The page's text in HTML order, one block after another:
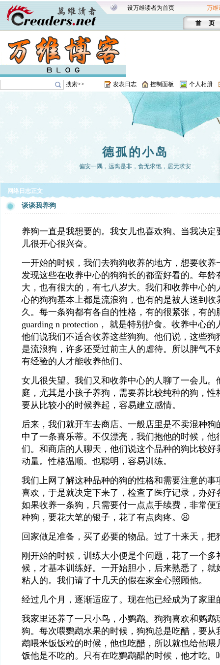
设万维读者为首页 万维
首 页
搜索>> 发表日志 控制面板 个人相册
德孤的小岛
偏安一隅，远离是非，食无求饱，居无求安
网络日志正文
谈谈我养狗
养狗一直是我想要的。我女儿也喜欢狗。当我决定
儿很开心很兴奋。
一开始的时候，我们去狗狗收养的地方，想要收养
发现这些在收养中心的狗狗长的都蛮好看的。年龄
大，也有很大的，有七八岁大。我们和收养中心的
心的狗狗基本上都是流浪狗，也有的是被人送到收
久。每一条狗都有各自的性格，有的很紧张，有的
guarding n protection， 就是特别护食。收养中心
他们说我们不适合收养这些狗狗。他们说，这些狗
是流浪狗，许多还受过前主人的虐待。所以脾气不
有经验的人才能收养他们。
女儿很失望。我们又和收养中心的人聊了一会儿。
庭，尤其是小孩子养狗，需要养比较纯种的狗，性
要从比较小的时候养起，容易建立感情。
后来，我们就开车去商店。一般店里是不卖混种
中了一条喜乐蒂。不仅漂亮，我们抱他的时候，他
们。和商店的人聊天，他们说这个品种的狗比较好
动量。性格温顺。也聪明，容易训练。
我们上网了解这种品种的狗的性格和需要注意的事
喜欢，于是就决定下来了，检查了医疗记录，办好
如果收养一条狗，只需要付一点点手续费，非常便
种狗，要花大笔的银子，花了有点肉疼。😦
回家做足准备，买了必要的物品。过了十来天，把
刚开始的时候，训练大小便是个问题，花了一个多
候，才基本训练好。一开始胆小，后来熟悉了，就
粘人的。我们请了十几天的假在家全心照顾他。
经过几个月，逐渐适应了。现在他已经成为了家里
我家里还养了一只小鸟，小鹦鹉。狗狗喜欢和鹦鹉
狗。每次喂鹦鹉水果的时候，狗狗总是吃醋，要从
鹉喂米饭饭粒的时候，他也吃醋，所以就也给他喂
饭他是不吃的。只有在吃鹦鹉醋的时候，他才吃。